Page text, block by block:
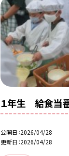
１年生 給食当
公開日 2026/04/28
更新日 2026/04/28